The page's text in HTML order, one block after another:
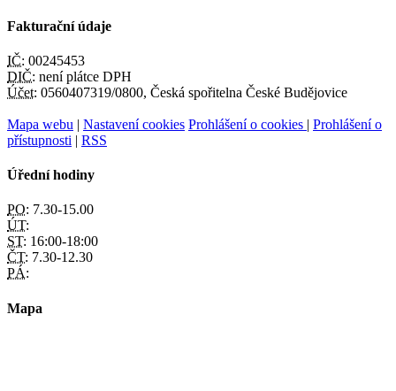
Fakturační údaje
IČ: 00245453
DIČ: není plátce DPH
Účet: 0560407319/0800, Česká spořitelna České Budějovice
Mapa webu | Nastavení cookies Prohlášení o cookies | Prohlášení o
přístupnosti | RSS
Úřední hodiny
PO: 7.30-15.00
ÚT:
ST: 16:00-18:00
ČT: 7.30-12.30
PÁ:
Mapa